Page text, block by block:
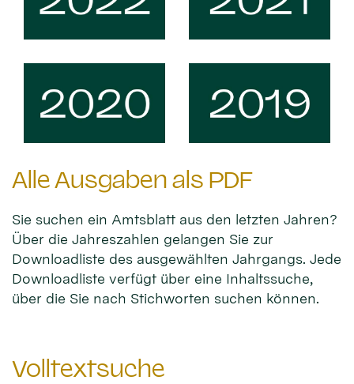
Alle Ausgaben als PDF
Sie suchen ein Amtsblatt aus den letzten Jahren?
Über die Jahreszahlen gelangen Sie zur
Downloadliste des ausgewählten Jahrgangs. Jede
Downloadliste verfügt über eine Inhaltssuche,
über die Sie nach Stichworten suchen können.
Volltextsuche